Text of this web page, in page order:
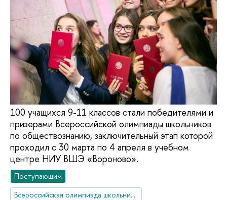
100 учащихся 9-11 классов стали победителями и
призерами Всероссийской олимпиады школьников
по обществознанию, заключительный этап которой
проходил с 30 марта по 4 апреля в учебном
центре НИУ ВШЭ «Вороново».
Поступающим
Всероссийская олимпиада школьников